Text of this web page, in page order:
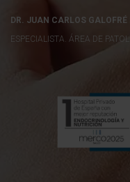
DR. JUAN CARLOS GALOFRÉ
ESPECIALISTA. ÁREA DE